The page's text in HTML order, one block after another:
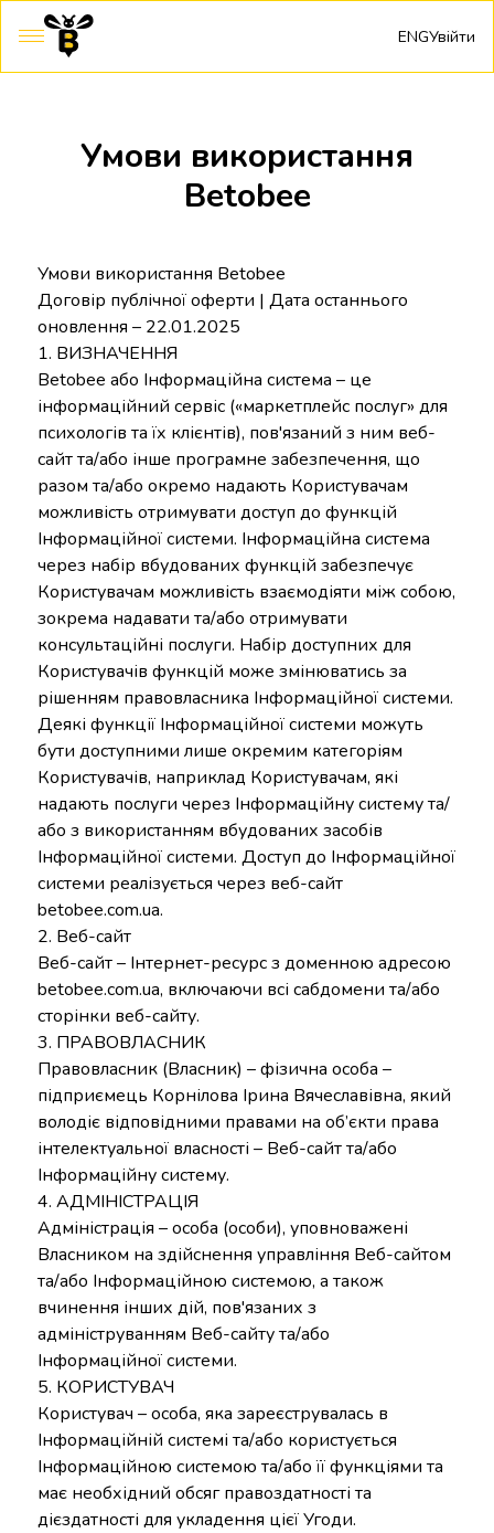
ENGУвійти
Умови використання
Betobee
Умови використання Betobee
Договір публічної оферти | Дата останнього
оновлення – 22.01.2025
1. ВИЗНАЧЕННЯ
Betobee або Інформаційна система – це
інформаційний сервіс («маркетплейс послуг» для
психологів та їх клієнтів), пов'язаний з ним веб-
сайт та/або інше програмне забезпечення, що
разом та/або окремо надають Користувачам
можливість отримувати доступ до функцій
Інформаційної системи. Інформаційна система
через набір вбудованих функцій забезпечує
Користувачам можливість взаємодіяти між собою,
зокрема надавати та/або отримувати
консультаційні послуги. Набір доступних для
Користувачів функцій може змінюватись за
рішенням правовласника Інформаційної системи.
Деякі функції Інформаційної системи можуть
бути доступними лише окремим категоріям
Користувачів, наприклад Користувачам, які
надають послуги через Інформаційну систему та/
або з використанням вбудованих засобів
Інформаційної системи. Доступ до Інформаційної
системи реалізується через веб-сайт
betobee.com.ua.
2. Веб-сайт
Веб-сайт – Інтернет-ресурс з доменною адресою
betobee.com.ua, включаючи всі сабдомени та/або
сторінки веб-сайту.
3. ПРАВОВЛАСНИК
Правовласник (Власник) – фізична особа –
підприємець Корнілова Ірина Вячеславівна, який
володіє відповідними правами на об’єкти права
інтелектуальної власності – Веб-сайт та/або
Інформаційну систему.
4. АДМІНІСТРАЦІЯ
Адміністрація – особа (особи), уповноважені
Власником на здійснення управління Веб-сайтом
та/або Інформаційною системою, а також
вчинення інших дій, пов'язаних з
адмініструванням Веб-сайту та/або
Інформаційної системи.
5. КОРИСТУВАЧ
Користувач – особа, яка зареєструвалась в
Інформаційній системі та/або користується
Інформаційною системою та/або її функціями та
має необхідний обсяг правоздатності та
дієздатності для укладення цієї Угоди.